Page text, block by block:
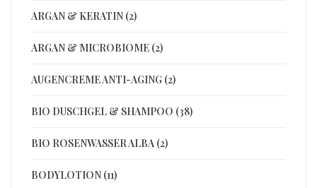
ARGAN & KERATIN (2)
ARGAN & MICROBIOME (2)
AUGENCREME ANTI-AGING (2)
BIO DUSCHGEL & SHAMPOO (38)
BIO ROSENWASSER ALBA (2)
BODYLOTION (11)